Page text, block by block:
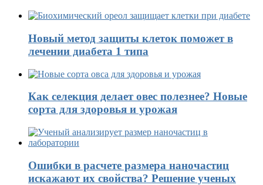
Новый метод защиты клеток поможет в
лечении диабета 1 типа
Как селекция делает овес полезнее? Новые
сорта для здоровья и урожая
Ошибки в расчете размера наночастиц
искажают их свойства? Решение ученых